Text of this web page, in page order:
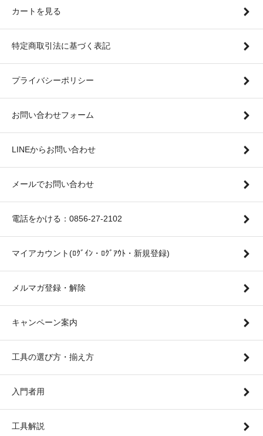
カートを見る
特定商取引法に基づく表記
プライバシーポリシー
お問い合わせフォーム
LINEからお問い合わせ
メールでお問い合わせ
電話をかける：0856-27-2102
マイアカウント(ﾛｸﾞｲﾝ・ﾛｸﾞｱｳﾄ・新規登録)
メルマガ登録・解除
キャンペーン案内
工具の選び方・揃え方
入門者用
工具解説